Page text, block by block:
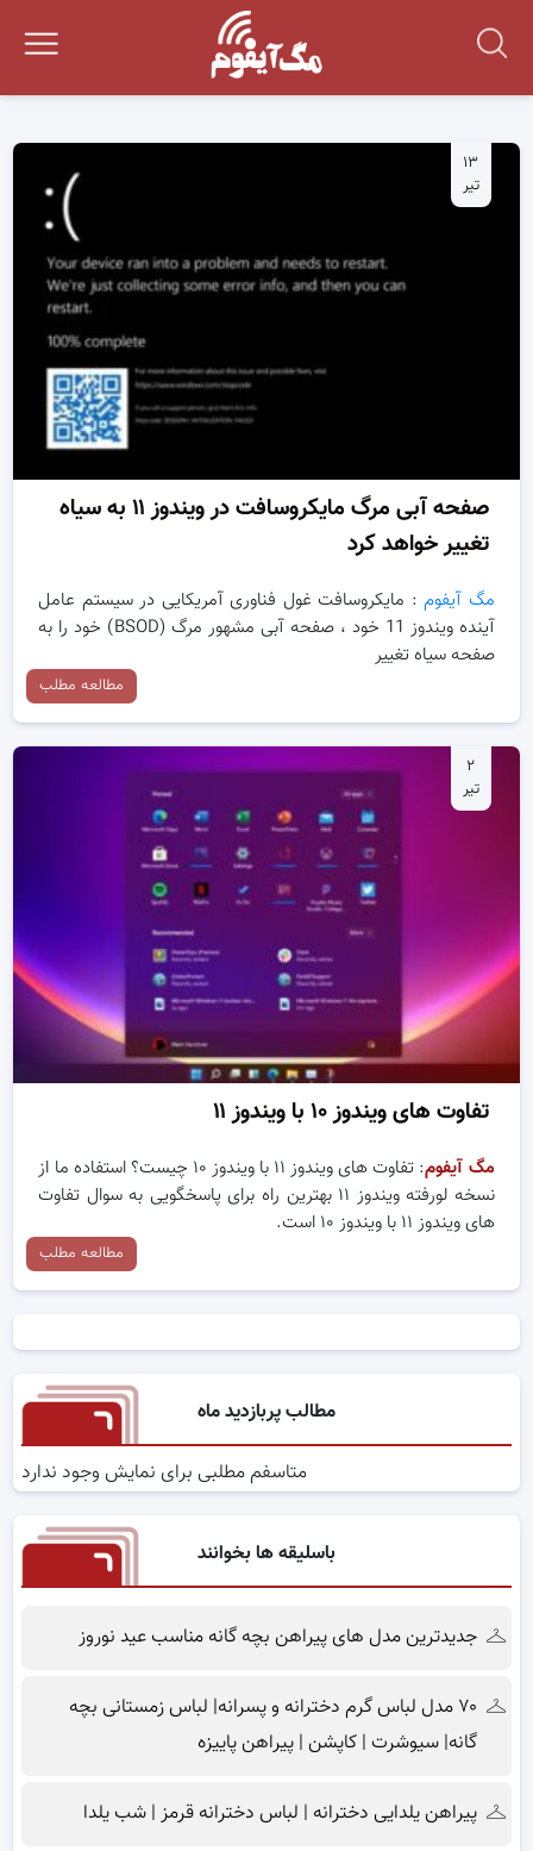
۱۳
تیر
صفحه آبی مرگ مایکروسافت در ویندوز ۱۱ به سیاه
تغییر خواهد کرد
مگ آیفوم: مایکروسافت غول فناوری آمریکایی در سیستم عامل
آینده ویندوز 11 خود ، صفحه آبی مشهور مرگ (BSOD) خود را به
صفحه سیاه تغییر
مطالعه مطلب
۲
تیر
تفاوت های ویندوز ۱۰ با ویندوز ۱۱
مگ آیفوم
: تفاوت های ویندوز ۱۱ با ویندوز ۱۰ چیست؟ استفاده ما از
نسخه لورفته ویندوز ۱۱ بهترین راه برای پاسخگویی به سوال تفاوت
های ویندوز ۱۱ با ویندوز ۱۰ است.
مطالعه مطلب
مطالب پربازدید ماه
متاسفم مطلبی برای نمایش وجود ندارد
باسلیقه ها بخوانند
جدیدترین مدل های پیراهن بچه گانه مناسب عید نوروز
۷۰ مدل لباس گرم دخترانه و پسرانه| لباس زمستانی بچه
گانه| سیوشرت | کاپشن | پیراهن پاییزه
پیراهن یلدایی دخترانه | لباس دخترانه قرمز | شب یلدا